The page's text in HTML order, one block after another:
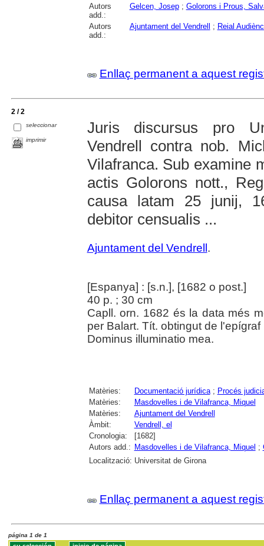
Autors
add.:
Gelcen, Josep; Golorons i Prous,
Autors
add.:
Ajuntament del Vendrell ; Reial
Enllaç permanent a aquest
2 / 2
seleccionar
imprimir
Juris discursus pro
Vendrell contra nob.
Vilafranca. Sub examine
actis Golorons nott.,
causa latam 25 junij,
debitor censualis ...
Ajuntament del Vendrell .
[Espanya] : [s.n.], [1682 o post.]
40 p. ; 30 cm
Capll. orn. 1682 és la data més
per Balart. Tít. obtingut de
Dominus illuminatio mea.
Matèries: Documentació jurídica; Procés
Matèries:
Masdovelles i de Vilafranca, Miquel
Matèries:
Ajuntament del Vendrell
Àmbit:
Vendrell, el
Cronologia:
[1682]
Autors add.: Masdovelles i de Vilafranca, Miquel ;
Localització: Universitat de Girona
Enllaç permanent a aquest
página 1 de 1